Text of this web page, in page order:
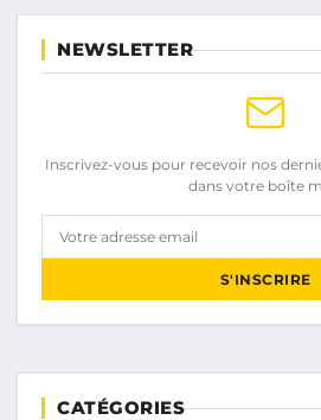
NEWSLETTER
Inscrivez-vous pour recevoir nos
dans votre boîte
Votre adresse email
S'INSCRIRE
CATÉGORIES